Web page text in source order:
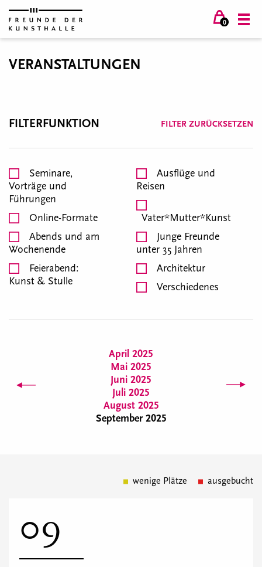
0
VERANSTALTUNGEN
FILTERFUNKTION FILTER ZURÜCKSETZEN
Seminare,
Vorträge und
Führungen
Online-Formate
Abends und am
Wochenende
Feierabend:
Kunst & Stulle
Ausflüge und
Reisen
Vater*Mutter*Kunst
Junge Freunde
unter 35 Jahren
Architektur
Verschiedenes
April 2025
Mai 2025
Juni 2025
Juli 2025
August 2025
September 2025
wenige Plätze ausgebucht
09